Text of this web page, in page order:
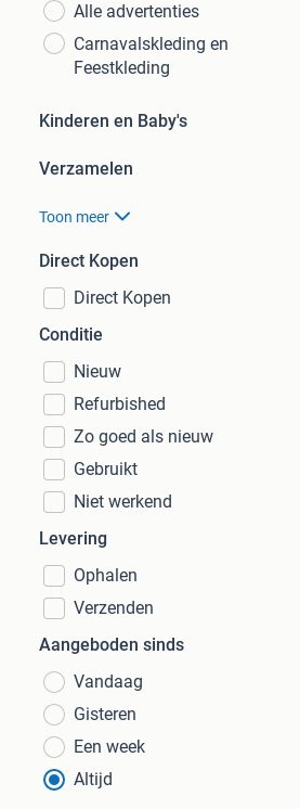
Alle advertenties
Carnavalskleding en
Feestkleding
Kinderen en Baby's
Verzamelen
Toon meer
Direct Kopen
Direct Kopen
Conditie
Nieuw
Refurbished
Zo goed als nieuw
Gebruikt
Niet werkend
Levering
Ophalen
Verzenden
Aangeboden sinds
Vandaag
Gisteren
Een week
Altijd